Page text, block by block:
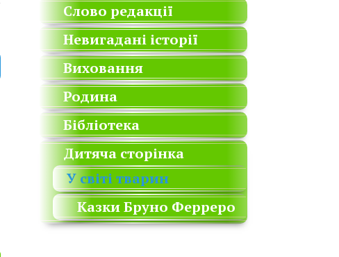
Слово редакції
Невигадані історії
Виховання
Родина
Бібліотека
Дитяча сторінка
У світі тварин
Казки Бруно Ферреро